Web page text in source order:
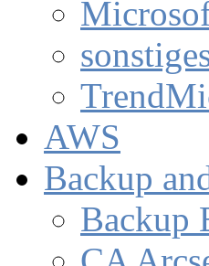
AWS
Backup
Backup